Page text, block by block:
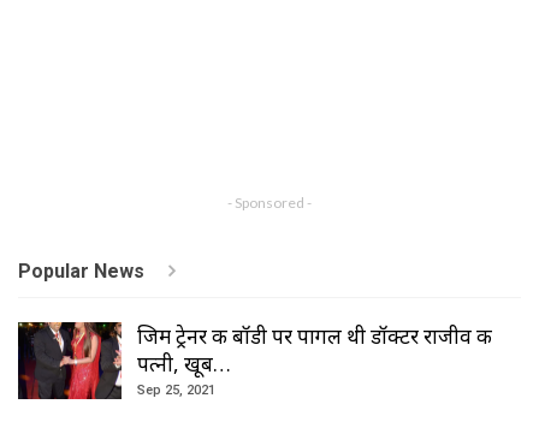
- Sponsored -
Popular News
जिम ट्रेनर की बॉडी पर पागल थी डॉक्टर राजीव की
पत्नी, खूब…
Sep 25, 2021